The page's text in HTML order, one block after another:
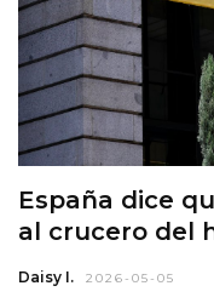
España dice
al crucero del
Daisy I. 2026-05-05